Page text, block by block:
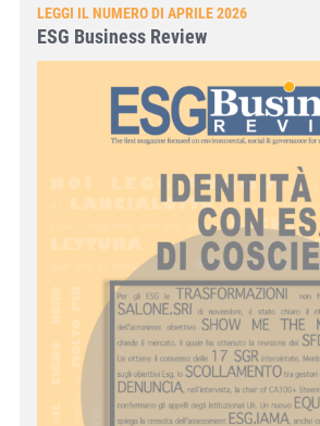
LEGGI IL NUMERO DI APRILE 2026
ESG Business Review